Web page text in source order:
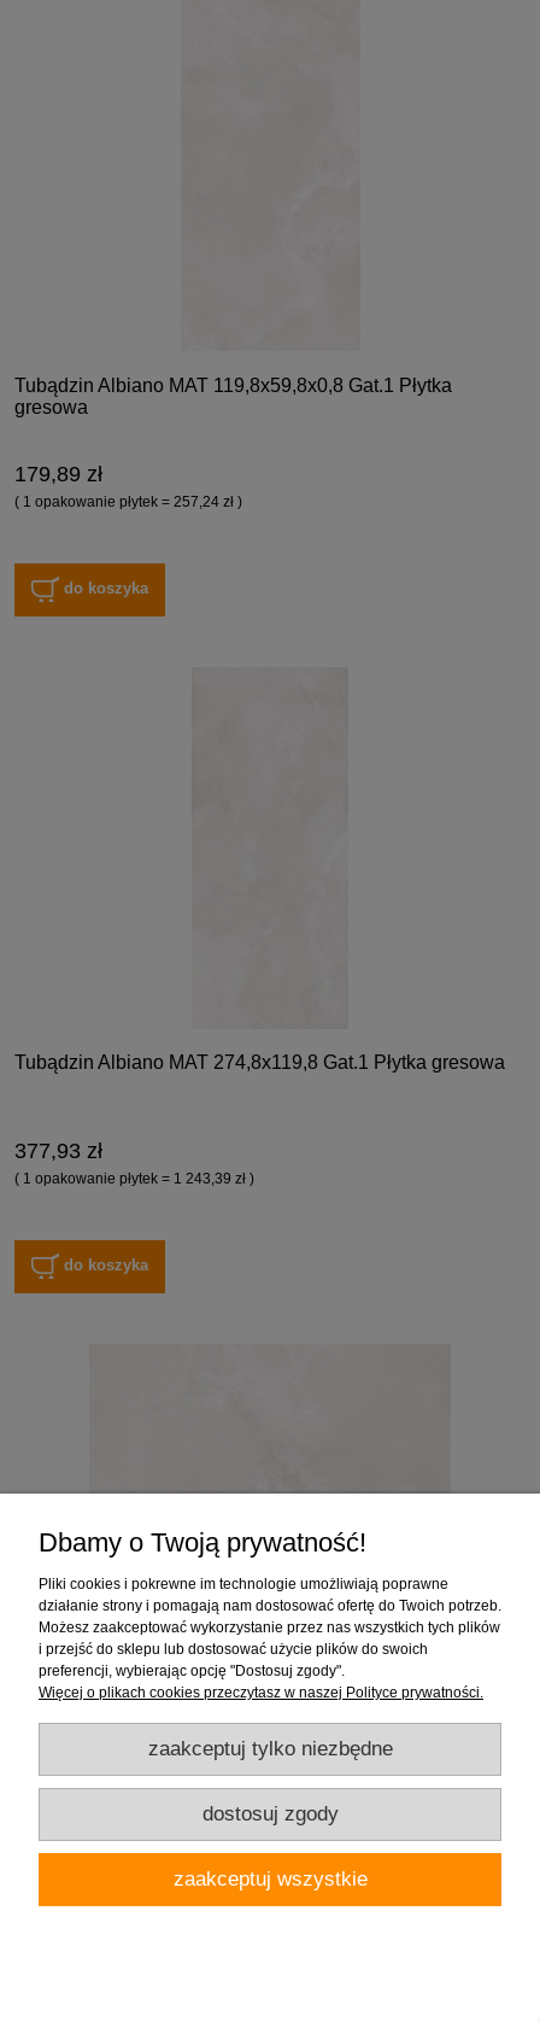
Tubądzin Albiano MAT 119,8x59,8x0,8 Gat.1 Płytka
gresowa
179,89 zł
( 1 opakowanie płytek = 257,24 zł )
do koszyka
Tubądzin Albiano MAT 274,8x119,8 Gat.1 Płytka gresowa
377,93 zł
( 1 opakowanie płytek = 1 243,39 zł )
do koszyka
Tubądzin Albiano MAT 59,8x59,8x0,8 Gat.1 Płytka gresowa
( 1 opakowanie płytek = 257,60 zł )
Dbamy o Twoją prywatność!
Pliki cookies i pokrewne im technologie umożliwiają poprawne
działanie strony i pomagają nam dostosować ofertę do Twoich potrzeb.
Możesz zaakceptować wykorzystanie przez nas wszystkich tych plików
i przejść do sklepu lub dostosować użycie plików do swoich
preferencji, wybierając opcję "Dostosuj zgody".
Więcej o plikach cookies przeczytasz w naszej Polityce prywatności.
zaakceptuj tylko niezbędne
dostosuj zgody
zaakceptuj wszystkie